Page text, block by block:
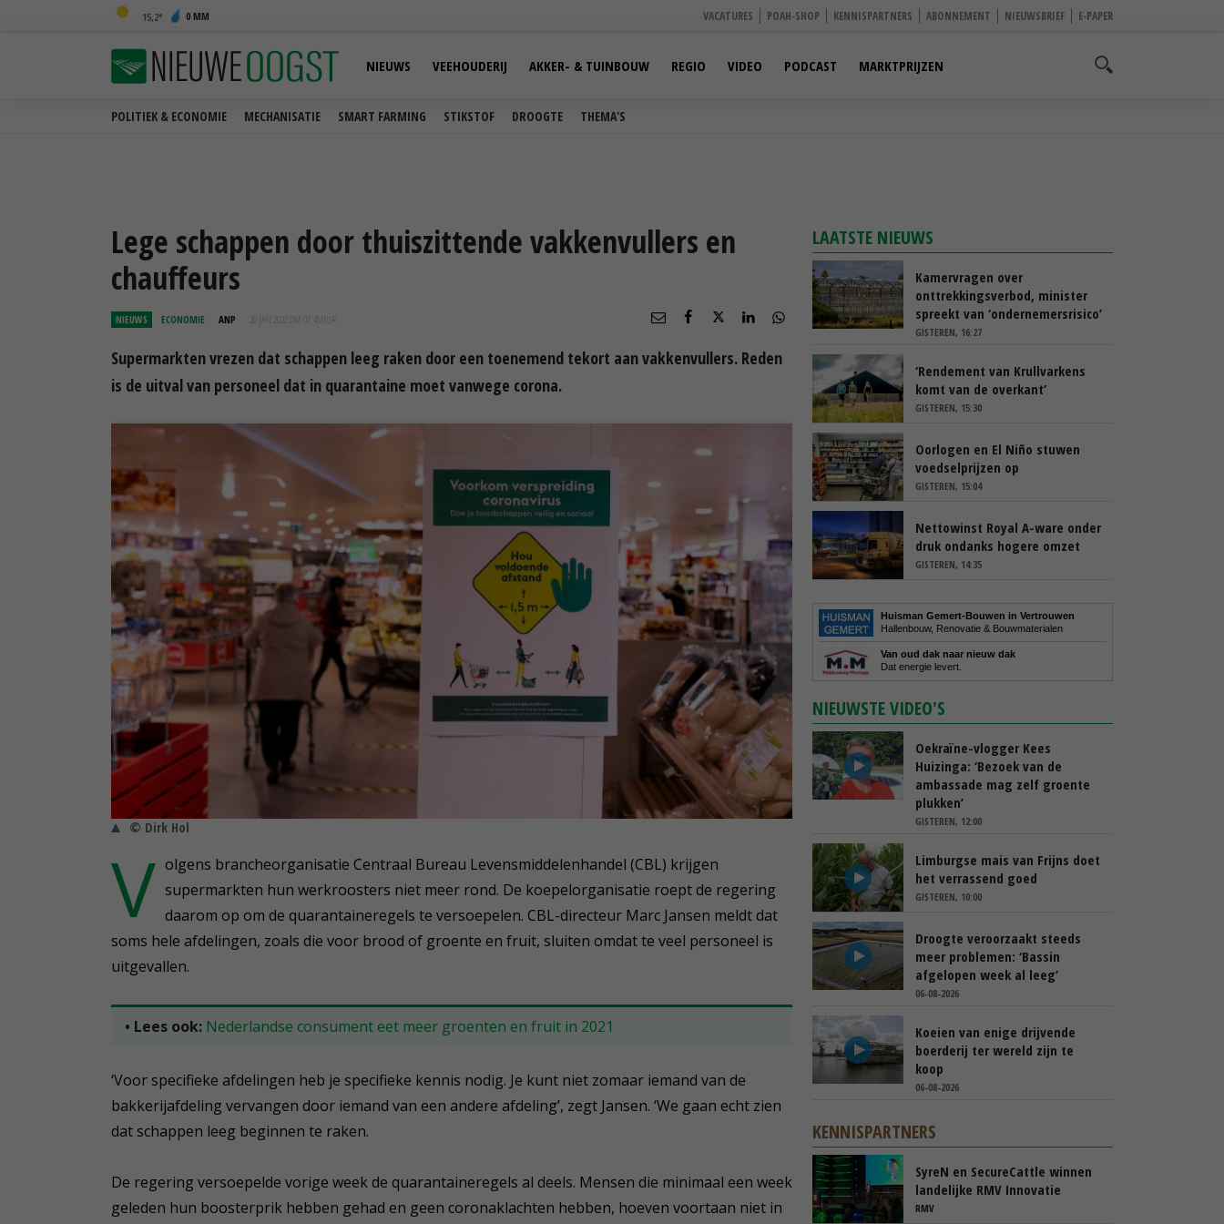
15,2 0 MM VACATURES POAH-SHOP KENNISPARTNERS ABONNEMENT NIEUWSBRIEF E-PAPER
POLITIEK & ECONOMIE MECHANISATIE SMART FARMING STIKSTOF DROOGTE THEMA'S
NIEUWS VEEHOUDERIJ AKKER- & TUINBOUW REGIO VIDEO PODCAST MARKTPRIJZEN
Lege schappen door thuiszittende vakkenvullers en
chauffeurs
NIEUWS ECONOMIE ANP 20 JAN 2022 OM 07:45
Supermarkten vrezen dat schappen leeg raken door een toenemend tekort aan vakkenvullers. Reden
is de uitval van personeel dat in quarantaine moet vanwege corona.
© Dirk Hol
V olgens brancheorganisatie Centraal Bureau Levensmiddelenhandel (CBL) krijgen
supermarkten hun werkroosters niet meer rond. De koepelorganisatie roept de regering
daarom op om de quarantaineregels te versoepelen. CBL-directeur Marc Jansen meldt dat
soms hele afdelingen, zoals die voor brood of groente en fruit, sluiten omdat te veel personeel is
uitgevallen.
• Lees ook: Nederlandse consument eet meer groenten en fruit in 2021
‘Voor specifieke afdelingen heb je specifieke kennis nodig. Je kunt niet zomaar iemand van de
bakkerijafdeling vervangen door iemand van een andere afdeling’, zegt Jansen. ‘We gaan echt zien
dat schappen leeg beginnen te raken.
De regering versoepelde vorige week de quarantaineregels al deels. Mensen die minimaal een week
geleden hun boosterprik hebben gehad en geen coronaklachten hebben, hoeven voortaan niet in
LAATSTE NIEUWS
Kamervragen over
onttrekkingsverbod, minister
spreekt van ‘ondernemersrisico’
GISTEREN, 16:27
‘Rendement van Krullvarkens
komt van de overkant’
GISTEREN, 15:30
Oorlogen en El Niño stuwen
voedselprijzen op
GISTEREN, 15:04
Nettowinst Royal A-ware onder
druk ondanks hogere omzet
GISTEREN, 14:35
Huisman Gemert-Bouwen in Vertrouwen
Hallenbouw, Renovatie & Bouwmaterialen
Van oud dak naar nieuw dak
Dat energie levert.
NIEUWSTE VIDEO'S
Oekraïne-vlogger Kees
Huizinga: ‘Bezoek van de
ambassade mag zelf groente
plukken’
GISTEREN, 12:00
Limburgse mais van Frijns doet
het verrassend goed
GISTEREN, 10:00
Droogte veroorzaakt steeds
meer problemen: ‘Bassin
afgelopen week al leeg’
06-08-2026
Koeien van enige drijvende
boerderij ter wereld zijn te
koop
06-08-2026
KENNISPARTNERS
SyreN en SecureCattle winnen
landelijke RMV Innovatie
Awards
RMV